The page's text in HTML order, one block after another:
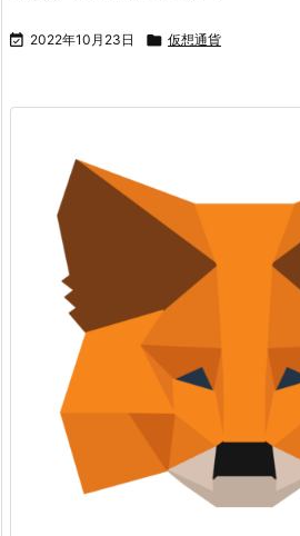
 2022年10月23日  仮想通貨